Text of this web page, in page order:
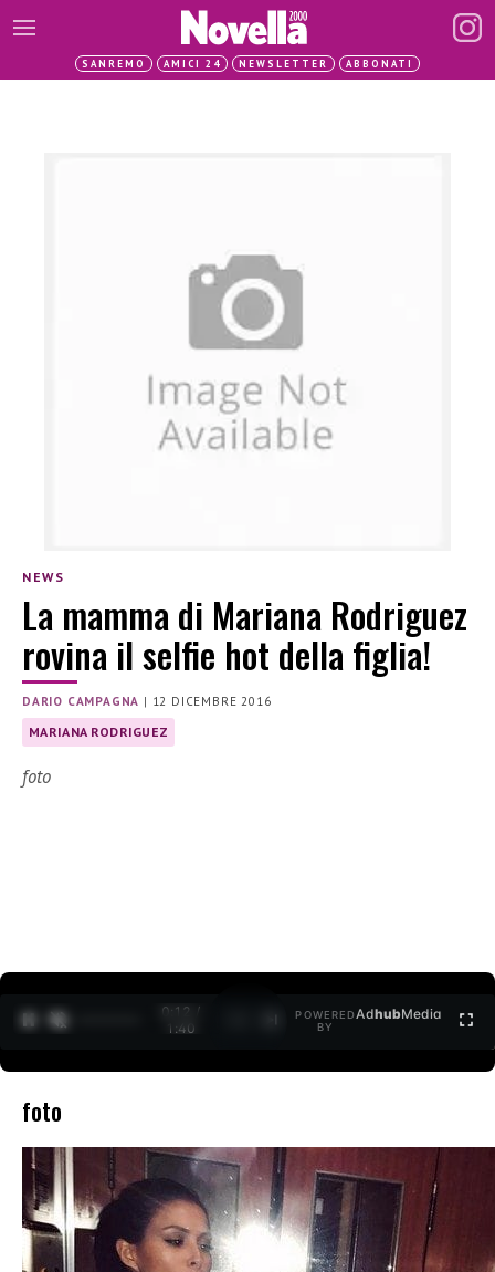
SANREMO AMICI 24 NEWSLETTER ABBONATI
NEWS
La mamma di Mariana Rodriguez
rovina il selfie hot della figlia!
DARIO CAMPAGNA | 12 DICEMBRE 2016
MARIANA RODRIGUEZ
foto
0:12 /
1:40
POWERED
BY
AdhubMedia
foto